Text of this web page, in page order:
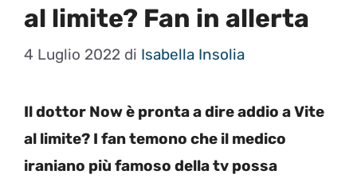
al limite? Fan in allerta
4 Luglio 2022 di Isabella Insolia
Il dottor Now è pronta a dire addio a Vite
al limite? I fan temono che il medico
iraniano più famoso della tv possa